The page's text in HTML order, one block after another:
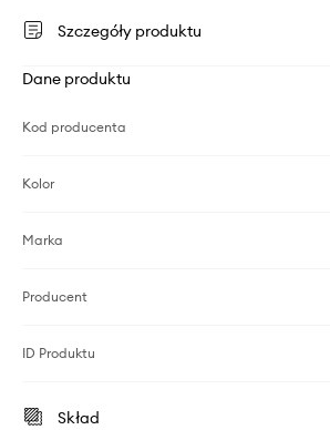
Szczegóły produktu
Dane produktu
Kod producenta
Kolor
Marka
Producent
ID Produktu
Skład